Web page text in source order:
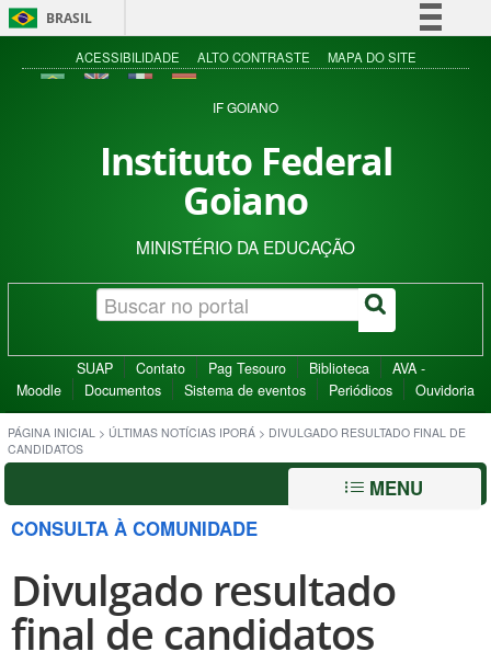
BRASIL
Simplifique!
Acesso à informação
ACESSIBILIDADE ALTO CONTRASTE MAPA DO SITE
IF GOIANO
Instituto Federal
Goiano
MINISTÉRIO DA EDUCAÇÃO
SUAP Contato Pag Tesouro Biblioteca
AVA -
Moodle
Documentos Sistema de eventos Periódicos Ouvidoria
PÁGINA INICIAL > ÚLTIMAS NOTÍCIAS IPORÁ > DIVULGADO RESULTADO FINAL DE
CANDIDATOS
MENU
CONSULTA À COMUNIDADE
Divulgado resultado
final de candidatos